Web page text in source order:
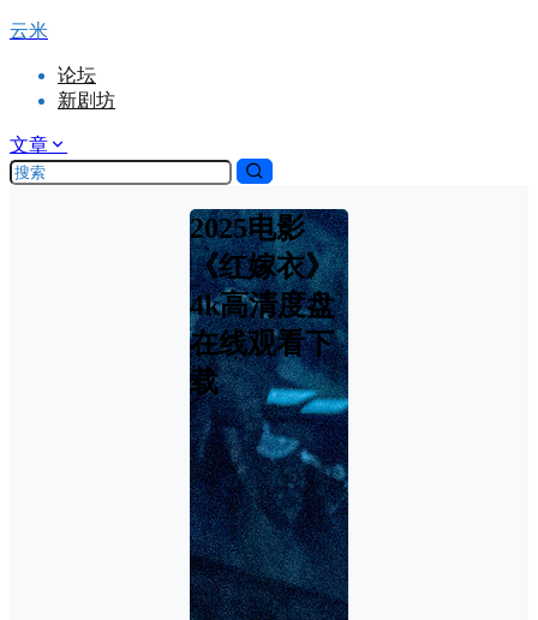
云米
论坛
新剧坊
文章
2025电影
《红嫁衣》
4k高清度盘
在线观看下
载